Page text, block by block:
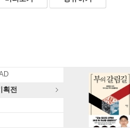
획전